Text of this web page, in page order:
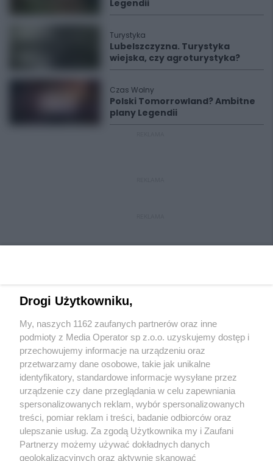
Legendii
Turystyka
Lubelszczyzna. Turystyka
wiejska, czy agroturystyka?
Czas Wolny
Polski Tomorrowland? Ambitne
plany Legendii
Wydawca mediówlokalnych
Nie zapomnij
zapoznać się z:
polityką prywatności
Twojemiasto
Piekary Śląskie
Skontakuj sięz nami
Kontakt
Drogi Użytkowniku,
My, naszych 1162 zaufanych partnerów oraz inne
podmioty z Media Operator sp z.o.o. uzyskujemy dostęp i
przechowujemy informacje na urządzeniu oraz
przetwarzamy dane osobowe, takie jak unikalne
identyfikatory, standardowe informacje wysyłane przez
urządzenie czy dane przeglądania w celu zapewniania
spersonalizowanych reklam, wybór spersonalizowanych
treści, pomiar reklam i treści, badanie odbiorców oraz
ulepszanie usług. Za zgodą Użytkownika my i Zaufani
Partnerzy możemy używać dokładnych danych
geolokalizacyjnych oraz aktywnie skanować